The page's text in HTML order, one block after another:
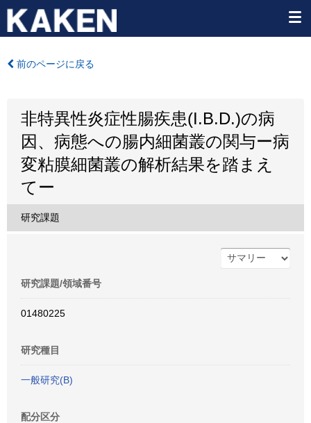
前のページに戻る
非特異性炎症性腸疾患(I.B.D.)の病
因、病態への腸内細菌叢の関与ー病
変粘膜細菌叢の解析結果を踏まえ
てー
研究課題
研究課題/領域番号
01480225
研究種目
一般研究(B)
配分区分